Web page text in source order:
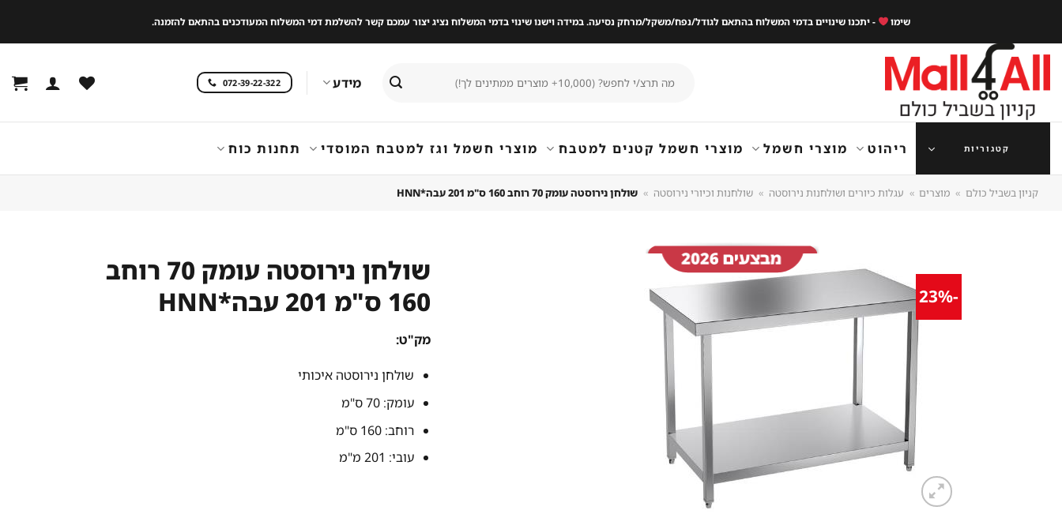
content
שימו - יתכנו שינויים בדמי המשלוח בהתאם לגודל/נפח/משקל/מרחק נסיעה. במידה וישנו שינוי בדמי המשלוח נציג יצור עמכם קשר להשלמת דמי המשלוח המעודכנים בהתאם להזמנה.
עבור:
מידע 072-39-22-322
קטגוריות ריהוט מוצרי חשמל מוצרי חשמל קטנים למטבח מוצרי חשמל וגז למטבח המוסדי תחנות כוח
קניון בשביל כולם » מוצרים » עגלות כיורים ושולחנות נירוסטה » שולחנות וכיורי נירוסטה » שולחן נירוסטה עומק 70 רוחב 160 ס"מ 201 עבה*HNN
-23%
שולחן נירוסטה עומק 70 רוחב
160 ס"מ 201 עבה*HNN
מק"ט:
שולחן נירוסטה איכותי
עומק: 70 ס"מ
רוחב: 160 ס"מ
עובי: 201 מ"מ